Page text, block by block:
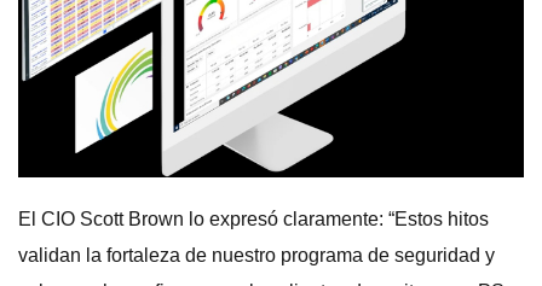
El CIO Scott Brown lo expresó claramente: “Estos hitos
validan la fortaleza de nuestro programa de seguridad y